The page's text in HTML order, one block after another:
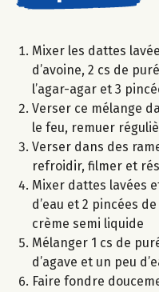
Mixer les dattes
d’avoine, 2 cs de
l’agar-agar et 3
Verser ce mélange
le feu, remuer
Verser dans des
refroidir, filmer et
Mixer dattes lavées
d’eau et 2 pincées
crème semi liquide
Mélanger 1 cs de
d’agave et un peu
Faire fondre